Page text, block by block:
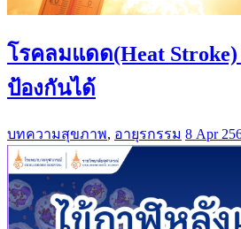
โรคลมแดด(Heat
ป้องกันได้
บทความสุขภาพ, อายุรกรรม 8 Apr